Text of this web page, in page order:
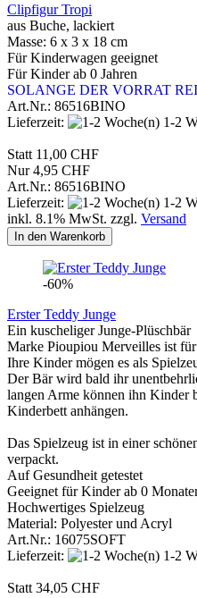
Clipfigur Tropi
aus Buche, lackiert
Masse: 6 x 3 x 18 cm
Für Kinderwagen geeignet
Für Kinder ab 0 Jahren
SOLANGE DER VORRAT
Art.Nr.: 86516BINO
Lieferzeit:
1-2
Statt 11,00 CHF
Nur 4,95 CHF
Art.Nr.: 86516BINO
Lieferzeit:
1-2
inkl. 8.1% MwSt. zzgl. Versand
In den Warenkorb
-60%
Erster Teddy Junge
Ein kuscheliger Junge-
Marke Pioupiou Merveilles ist
Ihre Kinder mögen es als
Der Bär wird bald ihr
langen Arme können ihn Kinder
Kinderbett anhängen.
Das Spielzeug ist in einer
verpackt.
Auf Gesundheit getestet
Geeignet für Kinder ab 0
Hochwertiges Spielzeug
Material: Polyester und Acryl
Art.Nr.: 16075SOFT
Lieferzeit:
1-2
Statt 34,05 CHF